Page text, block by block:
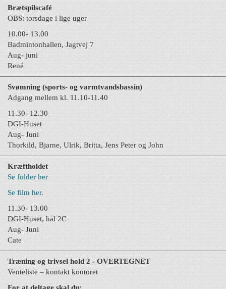
Brætspilscafé
OBS: torsdage i lige uger
10.00- 13.00
Badmintonhallen, Jagtvej 7
Aug- juni
René
Svømning (sports- og varmtvandsbassin)
Adgang mellem kl. 11.10-11.40
11.30- 12.30
DGI-Huset
Aug- Juni
Thorkild, Bjarne, Ulrik, Britta, Jens Peter og John
Kræftholdet
Se folder her
Se film her.
11.30- 13.00
DGI-Huset, hal 2C
Aug- Juni
Cate
Træning og trivsel hold 2 - OVERTEGNET
Venteliste – kontakt kontoret